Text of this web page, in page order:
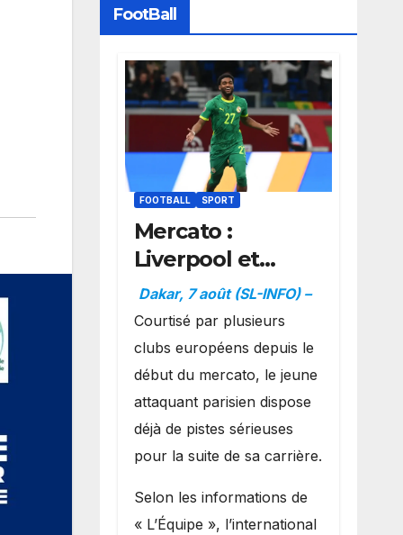
FootBall
FOOTBALL SPORT
Mercato :
Liverpool et
Dortmund se
positionnent en
favoris pour
recruter Ibrahim
Mbaye
Dakar, 7 août (SL-INFO) –
Courtisé par plusieurs
clubs européens depuis le
début du mercato, le jeune
attaquant parisien dispose
déjà de pistes sérieuses
pour la suite de sa carrière.
Selon les informations de
« L’Équipe », l’international